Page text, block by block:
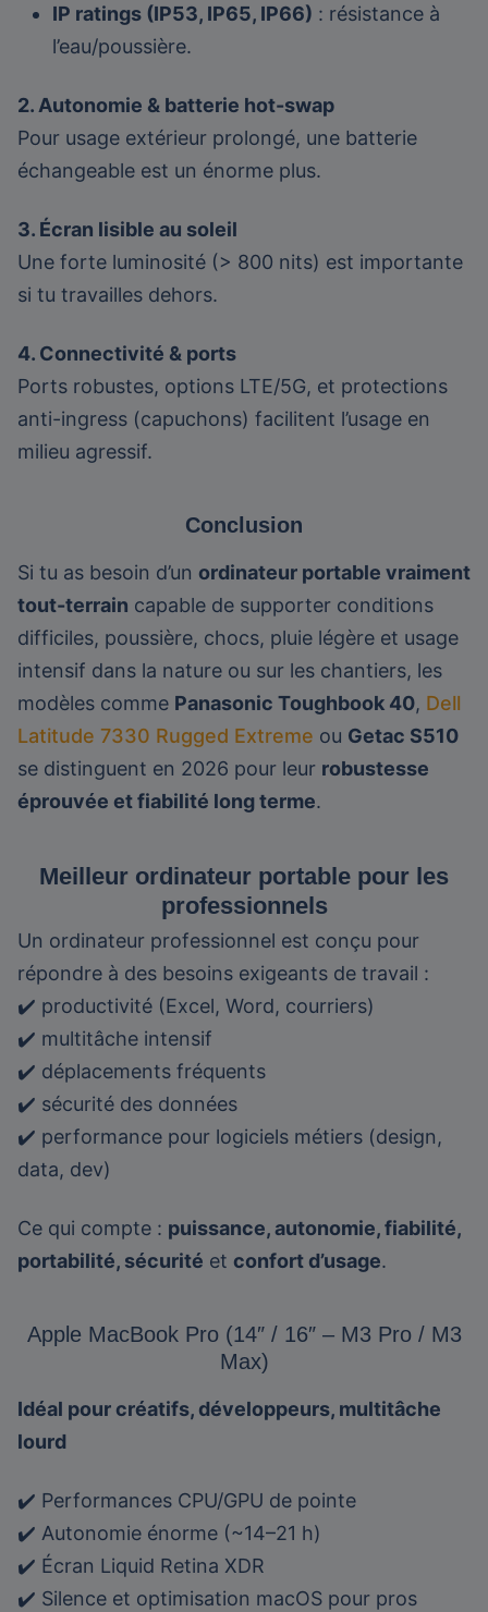
IP ratings (IP53, IP65, IP66) : résistance à
l’eau/poussière.
2. Autonomie & batterie hot-swap
Pour usage extérieur prolongé, une batterie
échangeable est un énorme plus.
3. Écran lisible au soleil
Une forte luminosité (> 800 nits) est importante
si tu travailles dehors.
4. Connectivité & ports
Ports robustes, options LTE/5G, et protections
anti-ingress (capuchons) facilitent l’usage en
milieu agressif.
Conclusion
Si tu as besoin d’un ordinateur portable vraiment
tout-terrain capable de supporter conditions
difficiles, poussière, chocs, pluie légère et usage
intensif dans la nature ou sur les chantiers, les
modèles comme Panasonic Toughbook 40, Dell
Latitude 7330 Rugged Extreme ou Getac S510
se distinguent en 2026 pour leur robustesse
éprouvée et fiabilité long terme.
Meilleur ordinateur portable pour les
professionnels
Un ordinateur professionnel est conçu pour
répondre à des besoins exigeants de travail :
✔️ productivité (Excel, Word, courriers)
✔️ multitâche intensif
✔️ déplacements fréquents
✔️ sécurité des données
✔️ performance pour logiciels métiers (design,
data, dev)
Ce qui compte : puissance, autonomie, fiabilité,
portabilité, sécurité et confort d’usage.
Apple MacBook Pro (14″ / 16″ – M3 Pro / M3
Max)
Idéal pour créatifs, développeurs, multitâche
lourd
✔️ Performances CPU/GPU de pointe
✔️ Autonomie énorme (~14–21 h)
✔️ Écran Liquid Retina XDR
✔️ Silence et optimisation macOS pour pros